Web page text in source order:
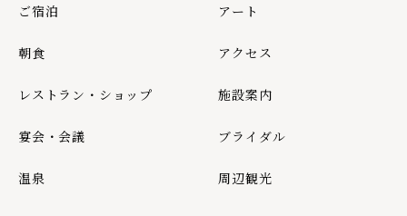
ご宿泊
朝食
レストラン・ショップ
宴会・会議
温泉
アート
アクセス
施設案内
ブライダル
周辺観光